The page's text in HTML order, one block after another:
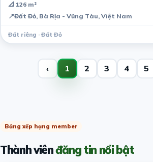
📐 126 m²
📍Đất Đỏ, Bà Rịa - Vũng Tàu, Việt Nam
Đất riêng · Đất Đỏ
‹ 1 2 3 4 5
Bảng xếp hạng member
Thành viênđăng tin nổi bật